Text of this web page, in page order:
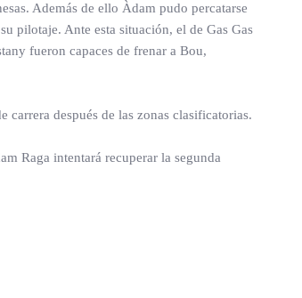
Además de ello Àdam pudo percatarse
pilotaje. Ante esta situación, el de Gas Gas
fueron capaces de frenar a Bou,
después de las zonas clasificatorias.
Raga intentará recuperar la segunda